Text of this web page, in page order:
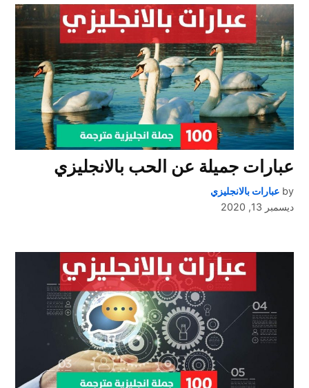
عبارات جميلة عن الحب بالانجليزي
by عبارات بالانجليزي
ديسمبر 13, 2020